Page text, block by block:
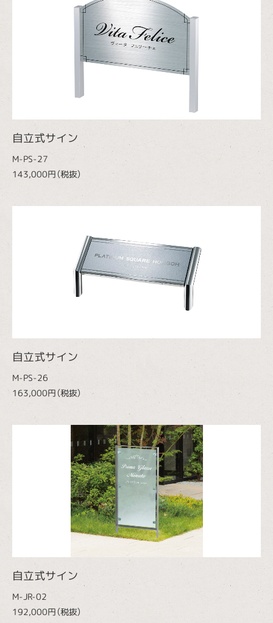
自立式サイン
M-PS-27
143,000円（税抜）
自立式サイン
M-PS-26
163,000円（税抜）
自立式サイン
M-JR-02
192,000円（税抜）